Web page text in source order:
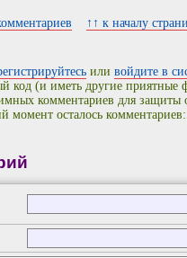
↑↑ к началу
иливойдите в
код (и иметь другие приятные
комментариев для защиты
момент осталось комментариев: